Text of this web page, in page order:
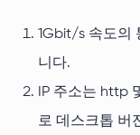
1Gbit/s 속도의
니다.
IP 주소는 http
로 데스크톱 버